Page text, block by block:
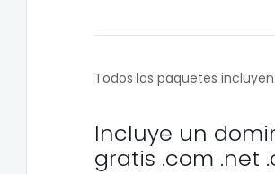
Todos los paquetes incluyen:
Incluye un
gratis .com .net